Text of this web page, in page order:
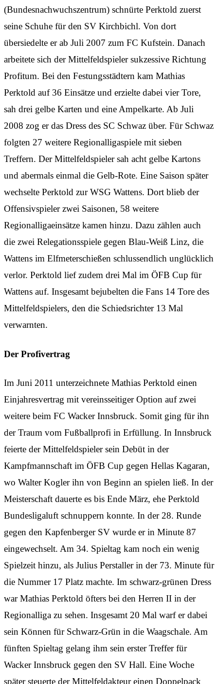
(Bundesnachwuchszentrum) schnürte Perktold zuerst
seine Schuhe für den SV Kirchbichl. Von dort
übersiedelte er ab Juli 2007 zum FC Kufstein. Danach
arbeitete sich der Mittelfeldspieler sukzessive Richtung
Profitum. Bei den Festungsstädtern kam Mathias
Perktold auf 36 Einsätze und erzielte dabei vier Tore,
sah drei gelbe Karten und eine Ampelkarte. Ab Juli
2008 zog er das Dress des SC Schwaz über. Für Schwaz
folgten 27 weitere Regionalligaspiele mit sieben
Treffern. Der Mittelfeldspieler sah acht gelbe Kartons
und abermals einmal die Gelb-Rote. Eine Saison später
wechselte Perktold zur WSG Wattens. Dort blieb der
Offensivspieler zwei Saisonen, 58 weitere
Regionalligaeinsätze kamen hinzu. Dazu zählen auch
die zwei Relegationsspiele gegen Blau-Weiß Linz, die
Wattens im Elfmeterschießen schlussendlich unglücklich
verlor. Perktold lief zudem drei Mal im ÖFB Cup für
Wattens auf. Insgesamt bejubelten die Fans 14 Tore des
Mittelfeldspielers, den die Schiedsrichter 13 Mal
verwarnten.
Der Profivertrag
Im Juni 2011 unterzeichnete Mathias Perktold einen
Einjahresvertrag mit vereinsseitiger Option auf zwei
weitere beim FC Wacker Innsbruck. Somit ging für ihn
der Traum vom Fußballprofi in Erfüllung. In Innsbruck
feierte der Mittelfeldspieler sein Debüt in der
Kampfmannschaft im ÖFB Cup gegen Hellas Kagaran,
wo Walter Kogler ihn von Beginn an spielen ließ. In der
Meisterschaft dauerte es bis Ende März, ehe Perktold
Bundesligaluft schnuppern konnte. In der 28. Runde
gegen den Kapfenberger SV wurde er in Minute 87
eingewechselt. Am 34. Spieltag kam noch ein wenig
Spielzeit hinzu, als Julius Perstaller in der 73. Minute für
die Nummer 17 Platz machte. Im schwarz-grünen Dress
war Mathias Perktold öfters bei den Herren II in der
Regionalliga zu sehen. Insgesamt 20 Mal warf er dabei
sein Können für Schwarz-Grün in die Waagschale. Am
fünften Spieltag gelang ihm sein erster Treffer für
Wacker Innsbruck gegen den SV Hall. Eine Woche
später steuerte der Mittelfeldakteur einen Doppelpack